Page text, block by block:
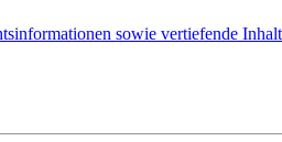
sowie vertiefende